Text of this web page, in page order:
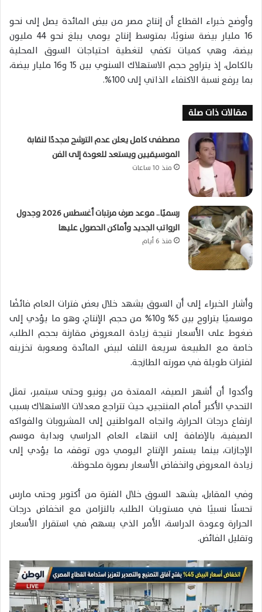
وأوضح خبراء القطاع أن إنتاج مصر من بيض المائدة يصل إلى نحو
16 مليار بيضة سنويًا، بمتوسط إنتاج يومي يبلغ نحو 44 مليون
بيضة، وهي كميات تكفي لتغطية احتياجات السوق المحلية
بالكامل، إذ يتراوح حجم الاستهلاك السنوي بين 15 و16 مليار بيضة،
بما يرفع نسبة الاكتفاء الذاتي إلى 100%.
مقالات ذات صلة
مصطفى كامل يعلن عدم الترشح مجددًا لنقابة
الموسيقيين ويستعد للعودة إلى الفن
منذ 10 ساعات
رسميًا.. موعد صرف مرتبات أغسطس 2026 وجدول
الرواتب الجديد وأماكن الحصول عليها
منذ 6 أيام
وأشار الخبراء إلى أن السوق يشهد خلال بعض فترات العام فائضًا
موسميًا يتراوح بين 5% و10% من حجم الإنتاج، وهو ما يؤدي إلى
ضغوط على الأسعار نتيجة زيادة المعروض مقارنة بحجم الطلب،
خاصة مع الطبيعة سريعة التلف لبيض المائدة وصعوبة تخزينه
لفترات طويلة في صورته الطازجة.
وأكدوا أن أشهر الصيف، الممتدة من يونيو وحتى سبتمبر، تمثل
التحدي الأكبر أمام المنتجين، حيث تتراجع معدلات الاستهلاك بسبب
ارتفاع درجات الحرارة، واتجاه المواطنين إلى المشروبات والفواكه
الصيفية، بالإضافة إلى انتهاء العام الدراسي وبداية موسم
الإجازات، بينما يستمر الإنتاج اليومي دون توقف، ما يؤدي إلى
زيادة المعروض وانخفاض الأسعار بصورة ملحوظة.
وفي المقابل، يشهد السوق خلال الفترة من أكتوبر وحتى مارس
تحسنًا نسبيًا في مستويات الطلب، بالتزامن مع انخفاض درجات
الحرارة وعودة الدراسة، الأمر الذي يسهم في استقرار الأسعار
وتقليل الفائض.